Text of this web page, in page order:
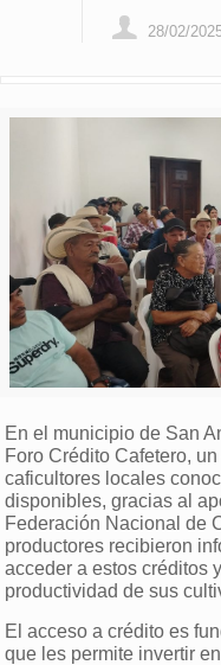
28/02/
En el municipio de San
Foro Crédito Cafetero,
caficultores locales
disponibles, gracias al
Federación Nacional de
productores recibieron
acceder a estos créditos
productividad de sus
El acceso a crédito es
que les permite invertir